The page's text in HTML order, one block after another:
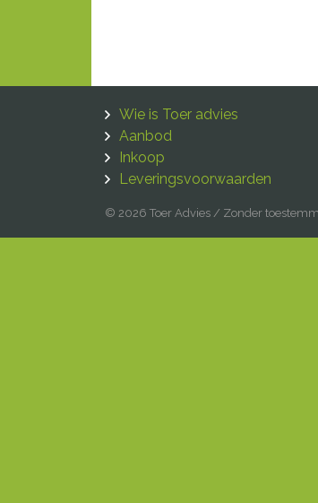
Wie is Toer advies
Aanbod
Inkoop
Leveringsvoorwaarden
© 2026 Toer Advies / Zonder